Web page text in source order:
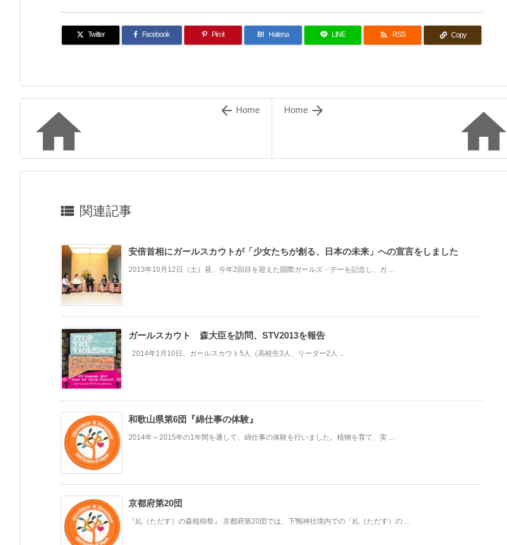
Twitter Facebook Pin it B! Hatena LINE  RSS Copy


Home
  Home
 関連記事
安倍首相にガールスカウトが「少女たちが創る、日本の未来」への宣言をしました
2013年10月12日（土）昼、今年2回目を迎えた国際ガールズ・デーを記念し、ガ ...
ガールスカウト 森大臣を訪問、STV2013を報告
2014年1月10日、ガールスカウト5人（高校生3人、リーダー2人 ...
和歌山県第6団『綿仕事の体験』
2014年～2015年の1年間を通して、綿仕事の体験を行いました。植物を育て、実 ...
京都府第20団
『糺（ただす）の森植樹祭』 京都府第20団では、下鴨神社境内での「糺（ただす）の ...